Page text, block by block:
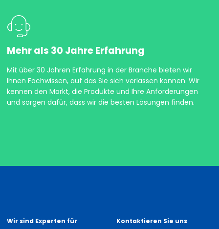
Mehr als 30 Jahre Erfahrung
Mit über 30 Jahren Erfahrung in der Branche bieten wir
Ihnen Fachwissen, auf das Sie sich verlassen können. Wir
kennen den Markt, die Produkte und Ihre Anforderungen
und sorgen dafür, dass wir die besten Lösungen finden.
Wir sind Experten für Kontaktieren Sie uns